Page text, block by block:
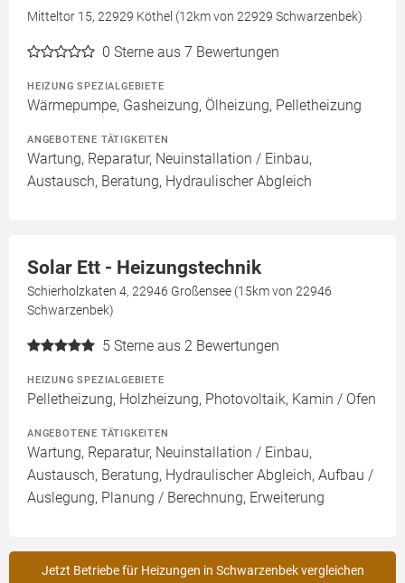
Mitteltor 15, 22929 Köthel (12km von 22929 Schwarzenbek)
0 Sterne aus 7 Bewertungen
HEIZUNG SPEZIALGEBIETE
Wärmepumpe, Gasheizung, Ölheizung, Pelletheizung
ANGEBOTENE TÄTIGKEITEN
Wartung, Reparatur, Neuinstallation / Einbau,
Austausch, Beratung, Hydraulischer Abgleich
Solar Ett - Heizungstechnik
Schierholzkaten 4, 22946 Großensee (15km von 22946
Schwarzenbek)
5 Sterne aus 2 Bewertungen
HEIZUNG SPEZIALGEBIETE
Pelletheizung, Holzheizung, Photovoltaik, Kamin / Ofen
ANGEBOTENE TÄTIGKEITEN
Wartung, Reparatur, Neuinstallation / Einbau,
Austausch, Beratung, Hydraulischer Abgleich, Aufbau /
Auslegung, Planung / Berechnung, Erweiterung
Jetzt Betriebe für Heizungen in Schwarzenbek vergleichen